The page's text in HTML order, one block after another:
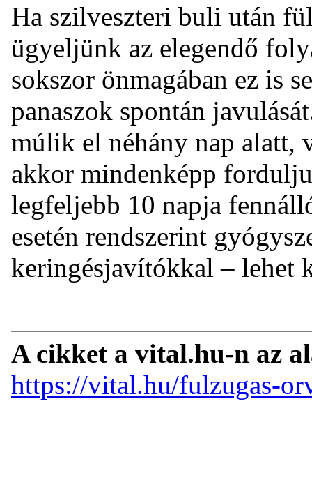
Ha szilveszteri buli után
ügyeljünk az elegendő
sokszor önmagában ez is
panaszok spontán
múlik el néhány nap alatt,
akkor mindenképp
legfeljebb 10 napja
esetén rendszerint
keringésjavítókkal – lehet
A cikket a vital.hu-n az
https://vital.hu/fulzugas-